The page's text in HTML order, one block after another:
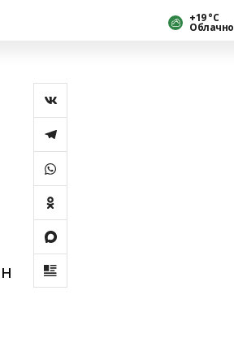
+19 °С
Облачно